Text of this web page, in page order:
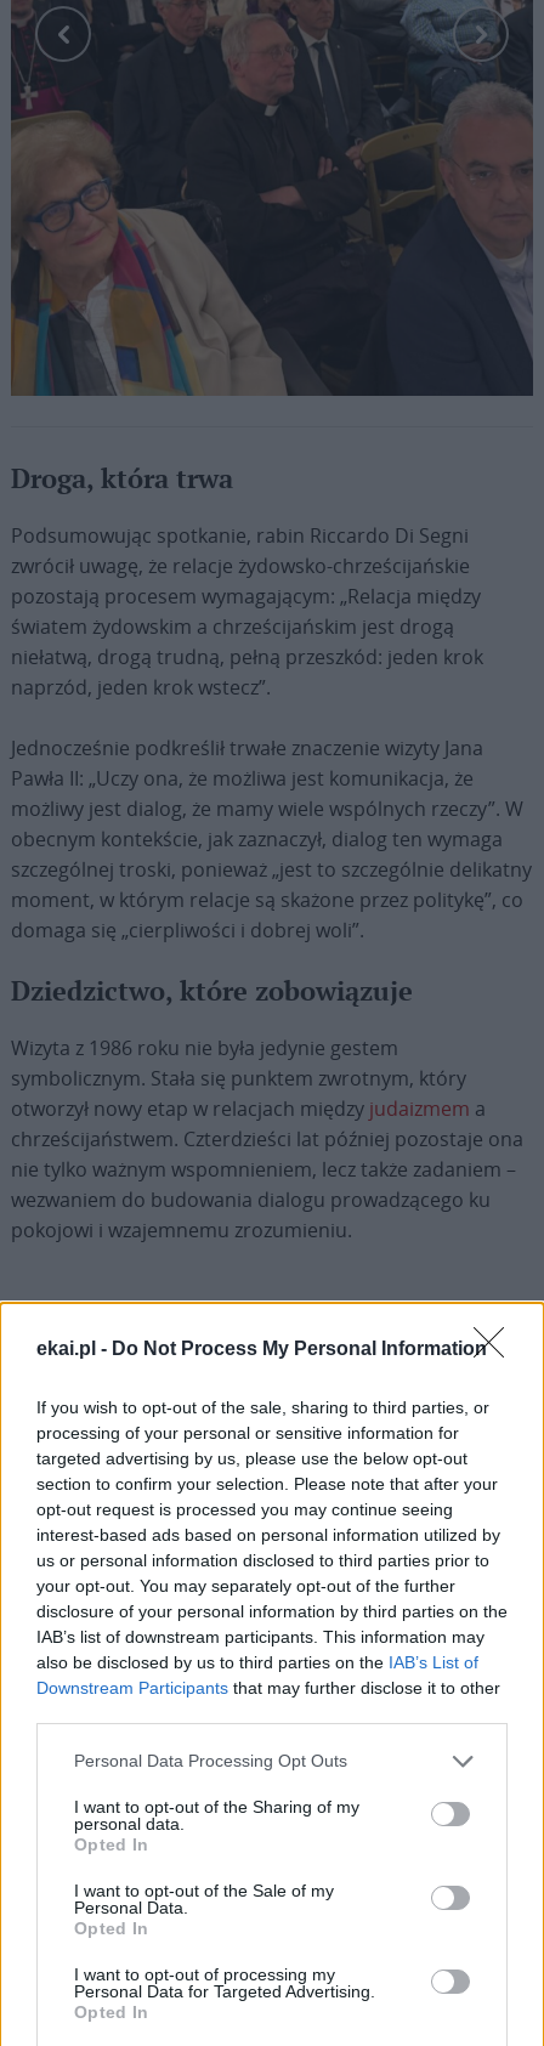
ekai.pl - Do Not Process My Personal Information
If you wish to opt-out of the sale, sharing to third parties, or
processing of your personal or sensitive information for
targeted advertising by us, please use the below opt-out
section to confirm your selection. Please note that after your
opt-out request is processed you may continue seeing
interest-based ads based on personal information utilized by
us or personal information disclosed to third parties prior to
your opt-out. You may separately opt-out of the further
disclosure of your personal information by third parties on the
IAB’s list of downstream participants. This information may
also be disclosed by us to third parties on the IAB’s List of
Downstream Participants that may further disclose it to other
Personal Data Processing Opt Outs
I want to opt-out of the Sharing of my
personal data.
Opted In
I want to opt-out of the Sale of my
Personal Data.
Opted In
I want to opt-out of processing my
Personal Data for Targeted Advertising.
Opted In
Droga, która trwa
Podsumowując spotkanie, rabin Riccardo Di Segni
zwrócił uwagę, że relacje żydowsko-chrześcijańskie
pozostają procesem wymagającym: „Relacja między
światem żydowskim a chrześcijańskim jest drogą
niełatwą, drogą trudną, pełną przeszkód: jeden krok
naprzód, jeden krok wstecz”.
Jednocześnie podkreślił trwałe znaczenie wizyty Jana
Pawła II: „Uczy ona, że możliwa jest komunikacja, że
możliwy jest dialog, że mamy wiele wspólnych rzeczy”. W
obecnym kontekście, jak zaznaczył, dialog ten wymaga
szczególnej troski, ponieważ „jest to szczególnie delikatny
moment, w którym relacje są skażone przez politykę”, co
domaga się „cierpliwości i dobrej woli”.
Dziedzictwo, które zobowiązuje
Wizyta z 1986 roku nie była jedynie gestem
symbolicznym. Stała się punktem zwrotnym, który
otworzył nowy etap w relacjach między judaizmem a
chrześcijaństwem. Czterdzieści lat później pozostaje ona
nie tylko ważnym wspomnieniem, lecz także zadaniem –
wezwaniem do budowania dialogu prowadzącego ku
pokojowi i wzajemnemu zrozumieniu.
cieszymy się, że odwiedzasz nasz portal. Jesteśmy
tu dla Ciebie!
Każdego dnia publikujemy najważniejsze
informacje z życia Kościoła w Polsce i na świecie.
Jednak bez Twojej pomocy sprostanie temu
zadaniu będzie coraz trudniejsze.
Dlatego prosimy Cię o wsparcie portalu eKAI.pl za
pośrednictwem serwisu Patronite.
Dzięki Tobie będziemy mogli realizować naszą
Facebook
TwitterMessengerWhatsApp
EmailCopy Print
Wersja do druku